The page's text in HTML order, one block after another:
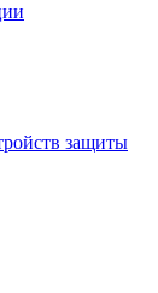
защиты